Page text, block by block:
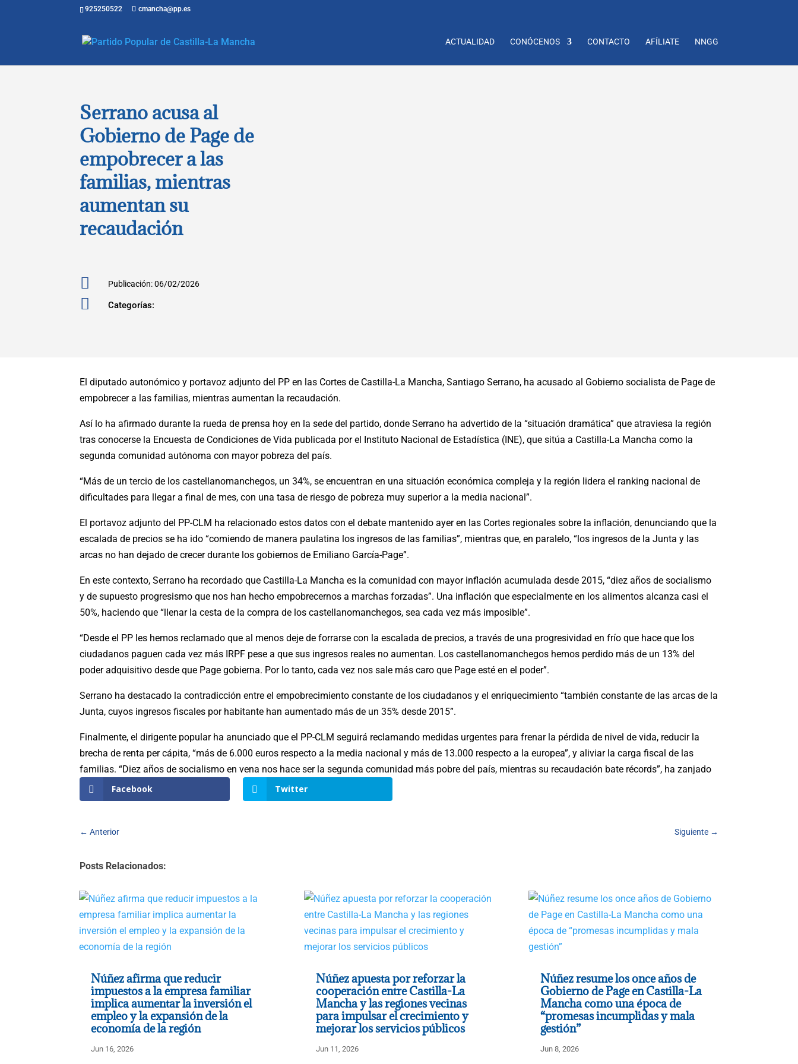
925250522 cmancha@pp.es
ACTUALIDAD CONÓCENOS CONTACTO AFÍLIATE NNGG
Serrano acusa al
Gobierno de Page de
empobrecer a las
familias, mientras
aumentan su
recaudación
 Publicación: 06/02/2026
 Categorías:
El diputado autonómico y portavoz adjunto del PP en las Cortes de Castilla-La Mancha, Santiago Serrano, ha acusado al Gobierno socialista de Page de
empobrecer a las familias, mientras aumentan la recaudación.
Así lo ha afirmado durante la rueda de prensa hoy en la sede del partido, donde Serrano ha advertido de la “situación dramática” que atraviesa la región
tras conocerse la Encuesta de Condiciones de Vida publicada por el Instituto Nacional de Estadística (INE), que sitúa a Castilla-La Mancha como la
segunda comunidad autónoma con mayor pobreza del país.
“Más de un tercio de los castellanomanchegos, un 34%, se encuentran en una situación económica compleja y la región lidera el ranking nacional de
dificultades para llegar a final de mes, con una tasa de riesgo de pobreza muy superior a la media nacional”.
El portavoz adjunto del PP-CLM ha relacionado estos datos con el debate mantenido ayer en las Cortes regionales sobre la inflación, denunciando que la
escalada de precios se ha ido “comiendo de manera paulatina los ingresos de las familias”, mientras que, en paralelo, “los ingresos de la Junta y las
arcas no han dejado de crecer durante los gobiernos de Emiliano García-Page”.
En este contexto, Serrano ha recordado que Castilla-La Mancha es la comunidad con mayor inflación acumulada desde 2015, “diez años de socialismo
y de supuesto progresismo que nos han hecho empobrecernos a marchas forzadas”. Una inflación que especialmente en los alimentos alcanza casi el
50%, haciendo que “llenar la cesta de la compra de los castellanomanchegos, sea cada vez más imposible”.
“Desde el PP les hemos reclamado que al menos deje de forrarse con la escalada de precios, a través de una progresividad en frío que hace que los
ciudadanos paguen cada vez más IRPF pese a que sus ingresos reales no aumentan. Los castellanomanchegos hemos perdido más de un 13% del
poder adquisitivo desde que Page gobierna. Por lo tanto, cada vez nos sale más caro que Page esté en el poder”.
Serrano ha destacado la contradicción entre el empobrecimiento constante de los ciudadanos y el enriquecimiento “también constante de las arcas de la
Junta, cuyos ingresos fiscales por habitante han aumentado más de un 35% desde 2015”.
Finalmente, el dirigente popular ha anunciado que el PP-CLM seguirá reclamando medidas urgentes para frenar la pérdida de nivel de vida, reducir la
brecha de renta per cápita, “más de 6.000 euros respecto a la media nacional y más de 13.000 respecto a la europea”, y aliviar la carga fiscal de las
familias. “Diez años de socialismo en vena nos hace ser la segunda comunidad más pobre del país, mientras su recaudación bate récords”, ha zanjado
Facebook
Twitter
←Anterior Siguiente→
Posts Relacionados:
Núñez afirma que reducir
impuestos a la empresa familiar
implica aumentar la inversión el
empleo y la expansión de la
economía de la región
Jun 16, 2026
Núñez apuesta por reforzar la
cooperación entre Castilla-La
Mancha y las regiones vecinas
para impulsar el crecimiento y
mejorar los servicios públicos
Jun 11, 2026
Núñez resume los once años de
Gobierno de Page en Castilla-La
Mancha como una época de
“promesas incumplidas y mala
gestión”
Jun 8, 2026